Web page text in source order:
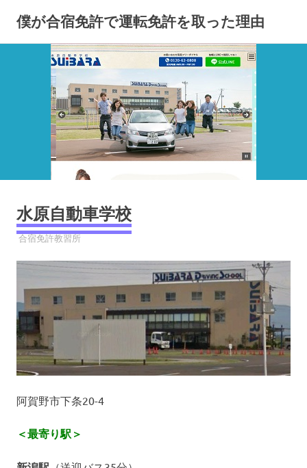
テ
僕が合宿免許で運転免許を取った理由
水原自動車学校
2023年3月27日
YYYPRO
合宿免許教習所
阿賀野市下条20-4
＜最寄り駅＞